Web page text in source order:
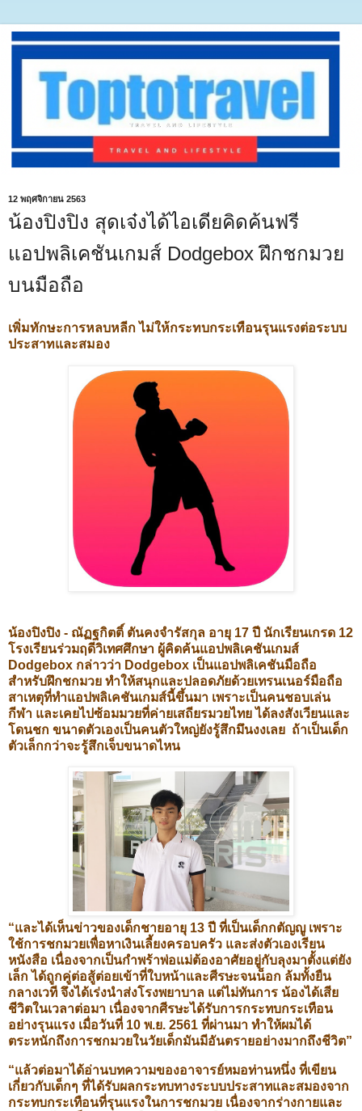
12 พฤศจิกายน 2563
น้องปิงปิง สุดเจ๋งได้ไอเดียคิดค้นฟรี
แอปพลิเคชันเกมส์ Dodgebox ฝึกชกมวย
บนมือถือ
เพิ่มทักษะการหลบหลีก ไม่ให้กระทบกระเทือนรุนแรงต่อระบบ
ประสาทและสมอง
น้องปิงปิง - ณัฏฐกิตติ์ ตันคงจำรัสกุล อายุ 17 ปี นักเรียนเกรด 12
โรงเรียนร่วมฤดีวิเทศศึกษา ผู้คิดค้นแอปพลิเคชันเกมส์
Dodgebox กล่าวว่า Dodgebox เป็นแอปพลิเคชันมือถือ
สำหรับฝึกชกมวย ทำให้สนุกและปลอดภัยด้วยเทรนเนอร์มือถือ
สาเหตุที่ทำแอปพลิเคชันเกมส์นี้ขึ้นมา เพราะเป็นคนชอบเล่น
กีฬา และเคยไปซ้อมมวยที่ค่ายเสถียรมวยไทย ได้ลงสังเวียนและ
โดนชก ขนาดตัวเองเป็นคนตัวใหญ่ยังรู้สึกมึนงงเลย ถ้าเป็นเด็ก
ตัวเล็กกว่าจะรู้สึกเจ็บขนาดไหน
“และได้เห็นข่าวของเด็กชายอายุ 13 ปี ที่เป็นเด็กกตัญญู เพราะ
ใช้การชกมวยเพื่อหาเงินเลี้ยงครอบครัว และส่งตัวเองเรียน
หนังสือ เนื่องจากเป็นกำพร้าพ่อแม่ต้องอาศัยอยู่กับลุงมาตั้งแต่ยัง
เล็ก ได้ถูกคู่ต่อสู้ต่อยเข้าที่ใบหน้าและศีรษะจนน็อก ล้มทั้งยืน
กลางเวที จึงได้เร่งนำส่งโรงพยาบาล แต่ไม่ทันการ น้องได้เสีย
ชีวิตในเวลาต่อมา เนื่องจากศีรษะได้รับการกระทบกระเทือน
อย่างรุนแรง เมื่อวันที่ 10 พ.ย. 2561 ที่ผ่านมา ทำให้ผมได้
ตระหนักถึงการชกมวยในวัยเด็กมันมีอันตรายอย่างมากถึงชีวิต”
“แล้วต่อมาได้อ่านบทความของอาจารย์หมอท่านหนึ่ง ที่เขียน
เกี่ยวกับเด็กๆ ที่ได้รับผลกระทบทางระบบประสาทและสมองจาก
กระทบกระเทือนที่รุนแรงในการชกมวย เนื่องจากร่างกายและ